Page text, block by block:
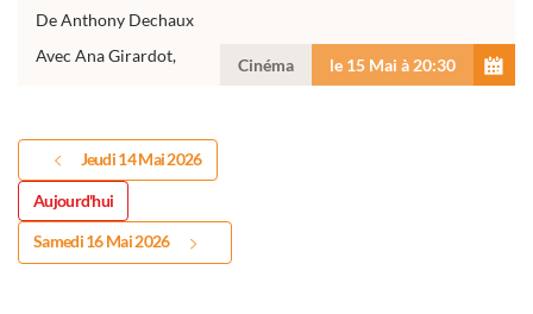
De Anthony Dechaux
Avec Ana Girardot,
Cinéma le 15 Mai à 20:30
Jeudi 14 Mai 2026
Aujourd'hui
Samedi 16 Mai 2026